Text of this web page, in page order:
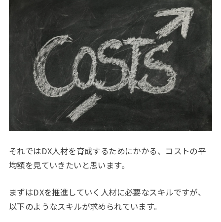
それではDX人材を育成するためにかかる、コストの平
均額を見ていきたいと思います。
まずはDXを推進していく人材に必要なスキルですが、
以下のようなスキルが求められています。